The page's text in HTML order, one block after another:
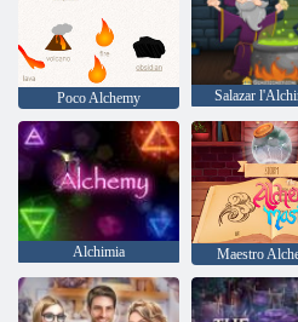
Poco Alchemy Salazar
Alchimia Maestro